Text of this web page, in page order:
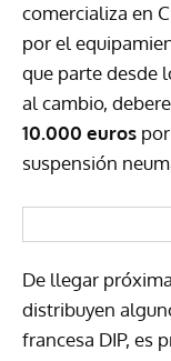
comercializa en
por el
que parte desde
al cambio,
10.000 euros
suspensión
De llegar
distribuyen
francesa DIP, es